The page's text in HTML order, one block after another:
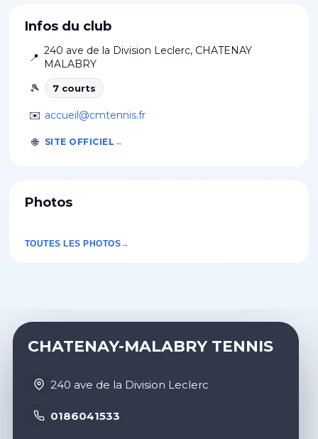
Infos du club
📍
240 ave de la Division Leclerc, CHATENAY
MALABRY
🎾
7 courts
✉️ accueil@cmtennis.fr
🌐 SITE OFFICIEL
Photos
TOUTES LES PHOTOS
CHATENAY-MALABRY TENNIS
240 ave de la Division Leclerc
0186041533